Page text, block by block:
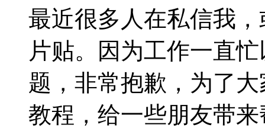
最近很多人在私信我
片贴。因为工作一直
题，非常抱歉，为了
教程，给一些朋友带